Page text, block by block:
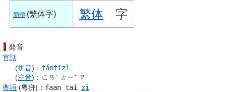
簡體 (繁体字) 繁体 字
発音
官話
(拼音) ： fántǐzì
(注音) ： ㄈㄢˊ ㄊㄧˇ ㄗˋ
粵語 (粵拼) ： faan tai zi